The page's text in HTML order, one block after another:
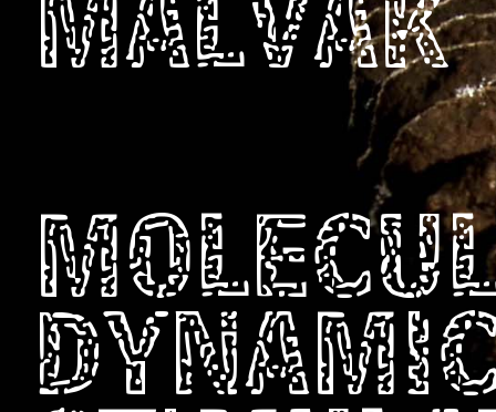
MALVAK